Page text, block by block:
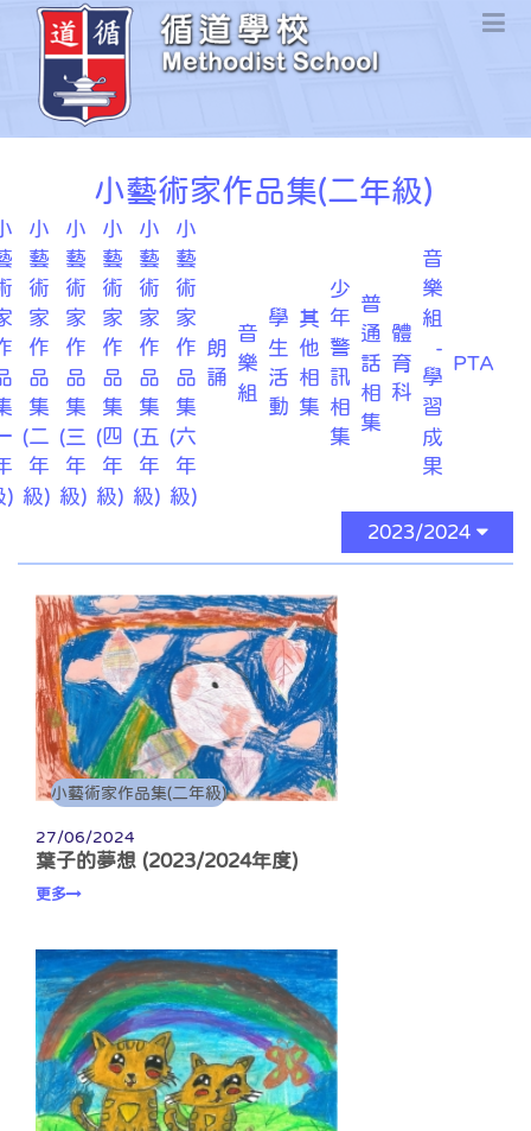
小藝術家作品集(二年級)
)
小
藝
術
家
作
品
集
(二
年
級)
小
藝
術
家
作
品
集
(三
年
級)
小
藝
術
家
作
品
集
(四
年
級)
小
藝
術
家
作
品
集
(五
年
級)
小
藝
術
家
作
品
集
(六
年
級)
朗
誦
音
樂
組
學
生
活
動
其
他
相
集
少
年
警
訊
相
集
普
通
話
相
集
體
育
科
音
樂
組
-
學
習
成
果
PTA
2023/2024
小藝術家作品集(二年級)
27/06/2024
葉子的夢想 (2023/2024年度)
更多